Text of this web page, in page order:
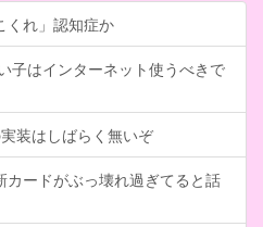
くれ」認知症か
子はインターネット使うべきで
装はしばらく無いぞ
カードがぶっ壊れ過ぎてると話